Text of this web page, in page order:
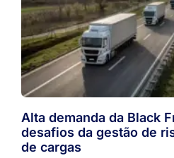
Alta demanda da Black
desafios da gestão de
de cargas